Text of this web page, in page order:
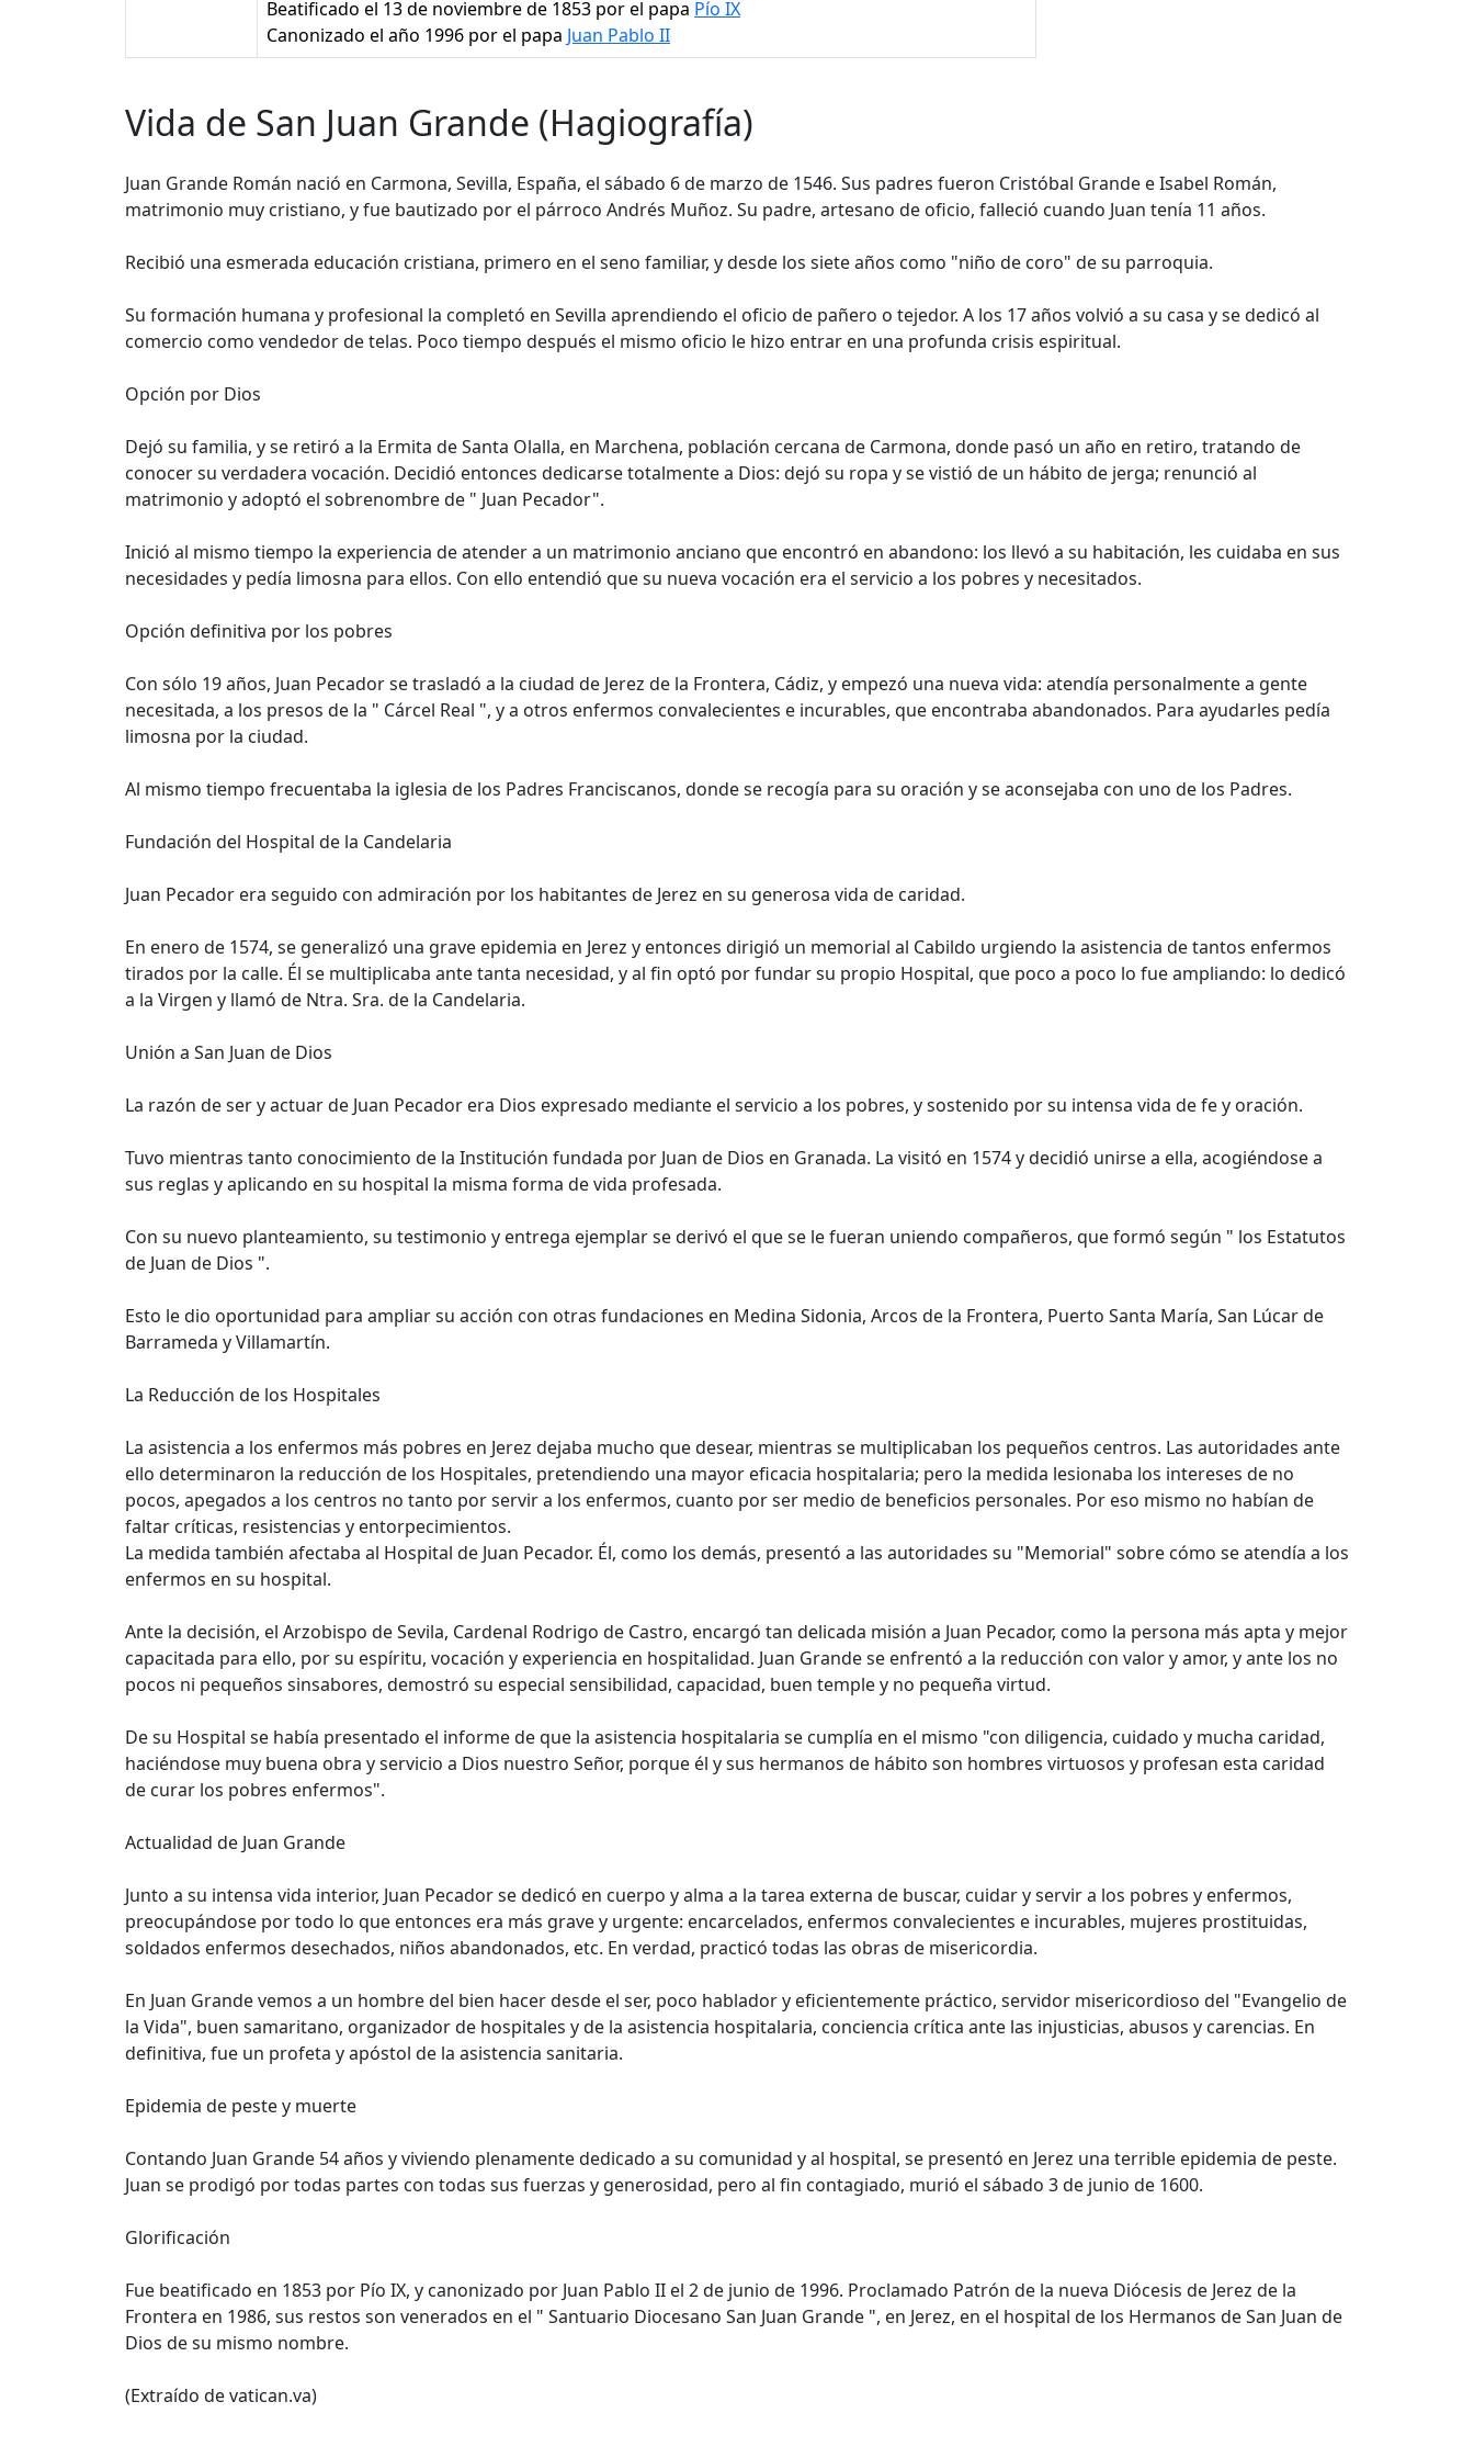
Beatificado el 13 de noviembre de 1853 por el papa Pío IX
Canonizado el año 1996 por el papa Juan Pablo II
Vida de San Juan Grande (Hagiografía)
Juan Grande Román nació en Carmona, Sevilla, España, el sábado 6 de marzo de 1546. Sus padres fueron Cristóbal Grande e Isabel Román,
matrimonio muy cristiano, y fue bautizado por el párroco Andrés Muñoz. Su padre, artesano de oficio, falleció cuando Juan tenía 11 años.
Recibió una esmerada educación cristiana, primero en el seno familiar, y desde los siete años como "niño de coro" de su parroquia.
Su formación humana y profesional la completó en Sevilla aprendiendo el oficio de pañero o tejedor. A los 17 años volvió a su casa y se dedicó al
comercio como vendedor de telas. Poco tiempo después el mismo oficio le hizo entrar en una profunda crisis espiritual.
Opción por Dios
Dejó su familia, y se retiró a la Ermita de Santa Olalla, en Marchena, población cercana de Carmona, donde pasó un año en retiro, tratando de
conocer su verdadera vocación. Decidió entonces dedicarse totalmente a Dios: dejó su ropa y se vistió de un hábito de jerga; renunció al
matrimonio y adoptó el sobrenombre de " Juan Pecador".
Inició al mismo tiempo la experiencia de atender a un matrimonio anciano que encontró en abandono: los llevó a su habitación, les cuidaba en sus
necesidades y pedía limosna para ellos. Con ello entendió que su nueva vocación era el servicio a los pobres y necesitados.
Opción definitiva por los pobres
Con sólo 19 años, Juan Pecador se trasladó a la ciudad de Jerez de la Frontera, Cádiz, y empezó una nueva vida: atendía personalmente a gente
necesitada, a los presos de la " Cárcel Real ", y a otros enfermos convalecientes e incurables, que encontraba abandonados. Para ayudarles pedía
limosna por la ciudad.
Al mismo tiempo frecuentaba la iglesia de los Padres Franciscanos, donde se recogía para su oración y se aconsejaba con uno de los Padres.
Fundación del Hospital de la Candelaria
Juan Pecador era seguido con admiración por los habitantes de Jerez en su generosa vida de caridad.
En enero de 1574, se generalizó una grave epidemia en Jerez y entonces dirigió un memorial al Cabildo urgiendo la asistencia de tantos enfermos
tirados por la calle. Él se multiplicaba ante tanta necesidad, y al fin optó por fundar su propio Hospital, que poco a poco lo fue ampliando: lo dedicó
a la Virgen y llamó de Ntra. Sra. de la Candelaria.
Unión a San Juan de Dios
La razón de ser y actuar de Juan Pecador era Dios expresado mediante el servicio a los pobres, y sostenido por su intensa vida de fe y oración.
Tuvo mientras tanto conocimiento de la Institución fundada por Juan de Dios en Granada. La visitó en 1574 y decidió unirse a ella, acogiéndose a
sus reglas y aplicando en su hospital la misma forma de vida profesada.
Con su nuevo planteamiento, su testimonio y entrega ejemplar se derivó el que se le fueran uniendo compañeros, que formó según " los Estatutos
de Juan de Dios ".
Esto le dio oportunidad para ampliar su acción con otras fundaciones en Medina Sidonia, Arcos de la Frontera, Puerto Santa María, San Lúcar de
Barrameda y Villamartín.
La Reducción de los Hospitales
La asistencia a los enfermos más pobres en Jerez dejaba mucho que desear, mientras se multiplicaban los pequeños centros. Las autoridades ante
ello determinaron la reducción de los Hospitales, pretendiendo una mayor eficacia hospitalaria; pero la medida lesionaba los intereses de no
pocos, apegados a los centros no tanto por servir a los enfermos, cuanto por ser medio de beneficios personales. Por eso mismo no habían de
faltar críticas, resistencias y entorpecimientos.
La medida también afectaba al Hospital de Juan Pecador. Él, como los demás, presentó a las autoridades su "Memorial" sobre cómo se atendía a los
enfermos en su hospital.
Ante la decisión, el Arzobispo de Sevila, Cardenal Rodrigo de Castro, encargó tan delicada misión a Juan Pecador, como la persona más apta y mejor
capacitada para ello, por su espíritu, vocación y experiencia en hospitalidad. Juan Grande se enfrentó a la reducción con valor y amor, y ante los no
pocos ni pequeños sinsabores, demostró su especial sensibilidad, capacidad, buen temple y no pequeña virtud.
De su Hospital se había presentado el informe de que la asistencia hospitalaria se cumplía en el mismo "con diligencia, cuidado y mucha caridad,
haciéndose muy buena obra y servicio a Dios nuestro Señor, porque él y sus hermanos de hábito son hombres virtuosos y profesan esta caridad
de curar los pobres enfermos".
Actualidad de Juan Grande
Junto a su intensa vida interior, Juan Pecador se dedicó en cuerpo y alma a la tarea externa de buscar, cuidar y servir a los pobres y enfermos,
preocupándose por todo lo que entonces era más grave y urgente: encarcelados, enfermos convalecientes e incurables, mujeres prostituidas,
soldados enfermos desechados, niños abandonados, etc. En verdad, practicó todas las obras de misericordia.
En Juan Grande vemos a un hombre del bien hacer desde el ser, poco hablador y eficientemente práctico, servidor misericordioso del "Evangelio de
la Vida", buen samaritano, organizador de hospitales y de la asistencia hospitalaria, conciencia crítica ante las injusticias, abusos y carencias. En
definitiva, fue un profeta y apóstol de la asistencia sanitaria.
Epidemia de peste y muerte
Contando Juan Grande 54 años y viviendo plenamente dedicado a su comunidad y al hospital, se presentó en Jerez una terrible epidemia de peste.
Juan se prodigó por todas partes con todas sus fuerzas y generosidad, pero al fin contagiado, murió el sábado 3 de junio de 1600.
Glorificación
Fue beatificado en 1853 por Pío IX, y canonizado por Juan Pablo II el 2 de junio de 1996. Proclamado Patrón de la nueva Diócesis de Jerez de la
Frontera en 1986, sus restos son venerados en el " Santuario Diocesano San Juan Grande ", en Jerez, en el hospital de los Hermanos de San Juan de
Dios de su mismo nombre.
(Extraído de vatican.va)